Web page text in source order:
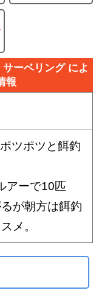
ーベリング によ
報
ツポツと餌釣
アーで10匹
が朝方は餌釣
メ。